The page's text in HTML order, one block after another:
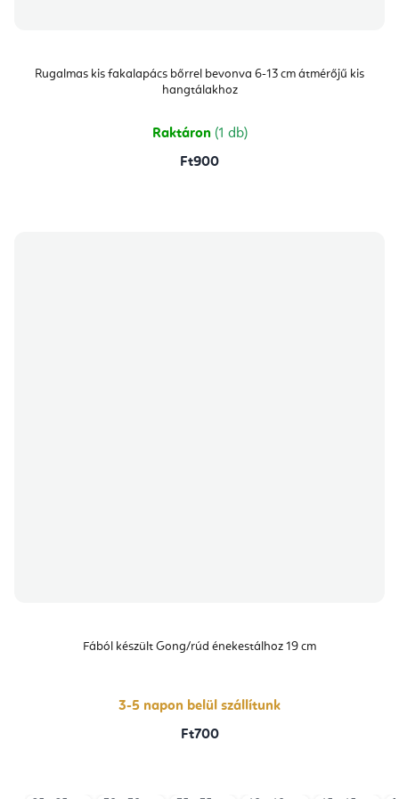
Rugalmas kis fakalapács bőrrel bevonva 6-13 cm átmérőjű kis
hangtálakhoz
Raktáron (1 db)
Ft900
Fából készült Gong/rúd énekestálhoz 19 cm
3-5 napon belül szállítunk
Ft700